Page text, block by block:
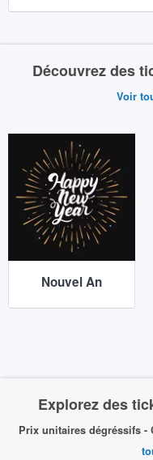
Découvrez des
Voir
Nouvel An
Explorez des
Prix unitaires dégréssifs -